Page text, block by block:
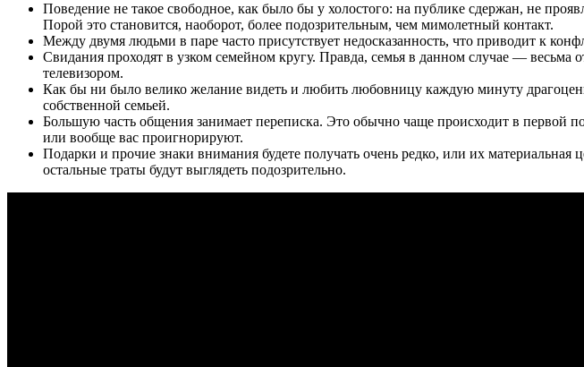
Поведение не такое свободное, как было бы у холостого: на публике сдержан, не
Порой это становится, наоборот, более подозрительным, чем мимолетный контакт.
Между двумя людьми в паре часто присутствует недосказанность, что приводит к
Свидания проходят в узком семейном кругу. Правда, семья в данном случае —
телевизором.
Как бы ни было велико желание видеть и любить любовницу каждую минуту
собственной семьей.
Большую часть общения занимает переписка. Это обычно чаще происходит в первой
или вообще вас проигнорируют.
Подарки и прочие знаки внимания будете получать очень редко, или их
остальные траты будут выглядеть подозрительно.